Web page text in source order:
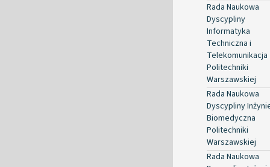
Rada Naukowa
Dyscypliny
Informatyka
Techniczna i
Telekomunikacja
Politechniki
Warszawskiej
Rada Naukowa
Dyscypliny
Biomedyczna
Politechniki
Warszawskiej
Rada Naukowa